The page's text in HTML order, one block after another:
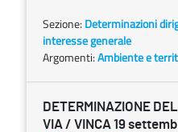
Sezione: Determinazioni
interesse generale
Argomenti:Ambiente e
DETERMINAZIONE
VIA / VINCA 19